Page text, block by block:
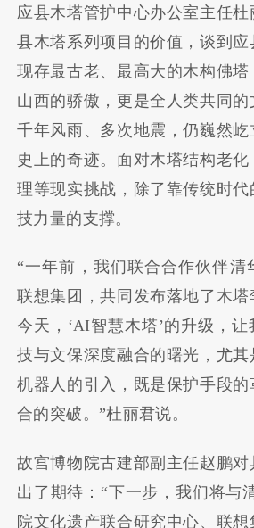
应县木塔管护中心办公室主任
县木塔系列项目的价值，谈到
现存最古老、最高大的木构佛
山西的骄傲，更是全人类共同
千年风雨、多次地震，仍巍然
史上的奇迹。面对木塔结构老
理等现实挑战，除了靠传统时
技力量的支撑。
“一年前，我们联合合作伙伴清
联想集团，共同发布落地了木
今天，‘AI智慧木塔’的升级，
技与文保深度融合的曙光，尤
机器人的引入，既是保护手段
合的突破。”杜丽君说。
故宫博物院古建部副主任赵鹏
出了期待：“下一步，我们将与
院文化遗产联合研究中心、联